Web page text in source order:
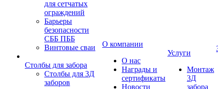
для сетчатых
ограждений
Барьеры
безопасности
СББ ПББ
Винтовые сваи
Столбы для забора
Столбы для 3Д
заборов
О компании
О нас
Награды и
сертификаты
Новости
Услуги
Монтаж
3Д
забора